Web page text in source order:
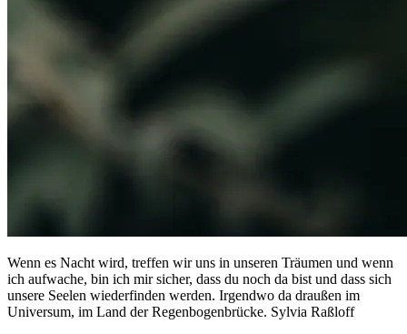
Wenn es Nacht wird, treffen wir uns in unseren Träumen und wenn
ich aufwache, bin ich mir sicher, dass du noch da bist und dass sich
unsere Seelen wiederfinden werden. Irgendwo da draußen im
Universum, im Land der Regenbogenbrücke. Sylvia Raßloff